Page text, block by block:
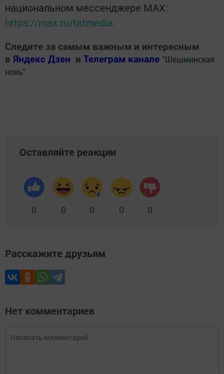
национальном мессенджере MАХ:
https://max.ru/tatmedia
Следите за самым важным и интересным
в Яндекс Дзен и Телеграм канале " Шешминская
новь"
Оставляйте реакции
0 0 0 0 0
Расскажите друзьям
Нет комментариев